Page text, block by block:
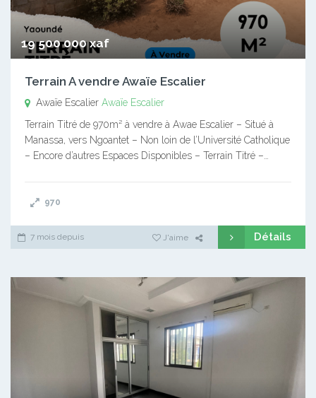
19 500 000 xaf
Terrain A vendre Awaïe Escalier
Awaïe Escalier Awaïe Escalier
Terrain Titré de 970m² à vendre à Awae Escalier – Situé à
Manassa, vers Ngoantet – Non loin de l’Université Catholique
– Encore d’autres Espaces Disponibles – Terrain Titré –…
970
7 mois depuis J'aime Détails